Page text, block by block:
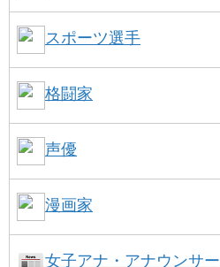
スポーツ選手
格闘家
声優
漫画家
女子アナ・アナウンサー